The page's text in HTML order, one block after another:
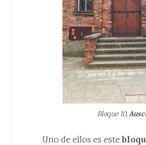
Bloque 10,
Uno de ellos es este